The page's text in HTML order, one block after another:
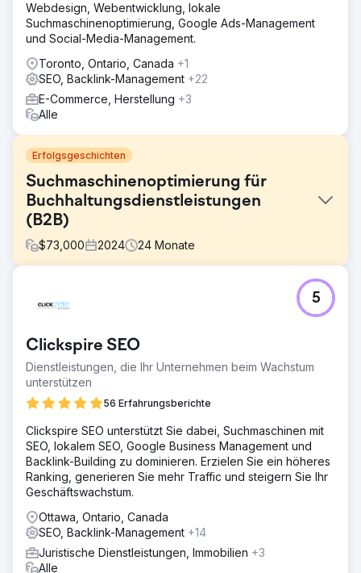
Webdesign, Webentwicklung, lokale
Suchmaschinenoptimierung, Google Ads-Management
und Social-Media-Management.
Toronto, Ontario, Canada +1
SEO, Backlink-Management +22
E-Commerce, Herstellung +3
Alle
Erfolgsgeschichten
Suchmaschinenoptimierung für
Buchhaltungsdienstleistungen
(B2B)
$73,000 2024 24 Monate
Ein B2B-Fintech-Unternehmen, das Online-Buchhaltung
anbietet, musste in Nordamerika für die umkämpftesten
„Buchhaltungsdienste“ (16.000 monatliche Suchanfragen)
und „Buchhaltungsdienste“ – gegen bekannte Anbieter
wie QuickBooks (DR 92), Pilot, Block Advisors und ADP
ranken. Zudem musste die Marke lokale Suchanfragen mit
kommerzieller Absicht in Hunderten von US-
amerikanischen und kanadischen Städten erfassen, um
gezielte Anmeldungen von Kleinunternehmern zu
generieren, die aktiv nach Buchhaltungslösungen suchen.
Lösung
Wir entwickelten eine skalierbare URL-Architektur zur
Unterstützung programmatischer
Suchmaschinenoptimierung (SEO) für die Seiten von
Stadt- und Buchhaltungsdienstleistungen. Mithilfe von
Topic Clustering und semantischer SEO erstellten und
Clickspire SEO
Dienstleistungen, die Ihr Unternehmen beim Wachstum
unterstützen
56 Erfahrungsberichte
5
Clickspire SEO unterstützt Sie dabei, Suchmaschinen mit
SEO, lokalem SEO, Google Business Management und
Backlink-Building zu dominieren. Erzielen Sie ein höheres
Ranking, generieren Sie mehr Traffic und steigern Sie Ihr
Geschäftswachstum.
Ottawa, Ontario, Canada
SEO, Backlink-Management +14
Juristische Dienstleistungen, Immobilien +3
Alle